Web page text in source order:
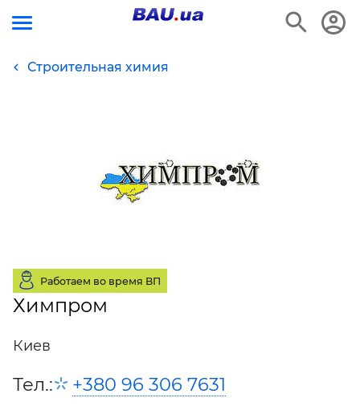
Строительная химия
Работаем во время ВП
Химпром
Киев
Тел.: +380 96 306 7631